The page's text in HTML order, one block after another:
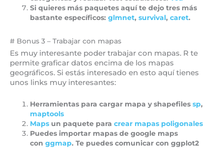
Si quieres más paquetes aquí te dejo tres más
bastante específicos:glmnet,survival,caret.
# Bonus 3 – Trabajar con mapas
Es muy interesante poder trabajar con mapas. R te
permite graficar datos encima de los mapas
geográficos. Si estás interesado en esto aquí tienes
unos links muy interesantes:
Herramientas para cargar mapa y shapefilessp,
maptools
Maps un paquete paracrear mapas poligonales
Puedes importar mapas de google maps
conggmap. Te puedes comunicar con ggplot2